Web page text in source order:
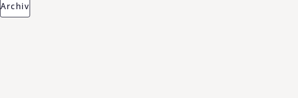
Archiv